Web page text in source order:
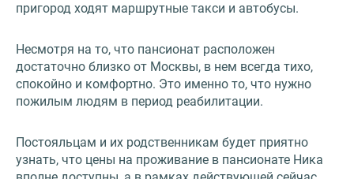
пригород ходят маршрутные такси и автобусы.
Несмотря на то, что пансионат расположен
достаточно близко от Москвы, в нем всегда тихо,
спокойно и комфортно. Это именно то, что нужно
пожилым людям в период реабилитации.
Постояльцам и их родственникам будет приятно
узнать, что цены на проживание в пансионате Ника